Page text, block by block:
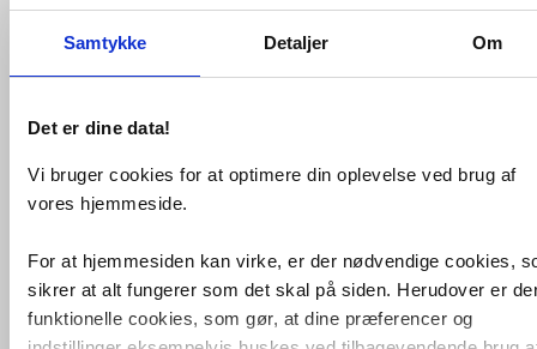
Samtykke Detaljer Om
Det er dine data!
Vi bruger cookies for at optimere din oplevelse ved brug af
vores hjemmeside.
For at hjemmesiden kan virke, er der nødvendige cookies,
sikrer at alt fungerer som det skal på siden. Herudover er
funktionelle cookies, som gør, at dine præferencer og
Leveringstid:
1-2 hverdage
Farve:
Sort
Bundventil:
Med bundventil
Placering:
På bordplade (til
Vandsparer:
Fri fragt fra 4.995,-
Cassøe Sleek håndvaskarmatur
t/bowlevask - Mat sort
Bowlearmatur - inkl. tvangsåben
bundventil - H: 284mm